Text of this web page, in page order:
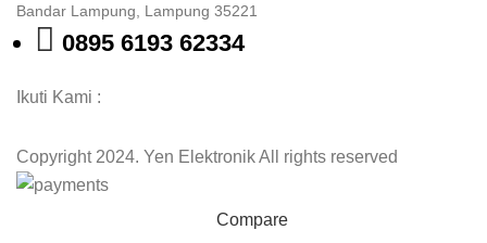
Bandar Lampung, Lampung 35221
0895 6193 62334
Ikuti Kami :
Copyright 2024. Yen Elektronik All rights reserved
Compare